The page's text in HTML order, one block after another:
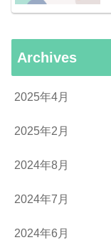
Archives
2025年4月
2025年2月
2024年8月
2024年7月
2024年6月